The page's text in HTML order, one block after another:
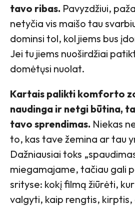
tavo ribas. Pavyzdžiui,
netyčia vis maišo tau
dominsi tol, kol jiems bus
Jei tu jiems nuoširdžiai
domėtųsi nuolat.
Kartais palikti komforto
naudinga ir netgi būtina,
tavo sprendimas. Niekas
to, kas tave žemina ar tau
Dažniausiai toks
miegamajame, tačiau gali
srityse: kokį filmą žiūrėti,
valgyti, kaip rengtis,